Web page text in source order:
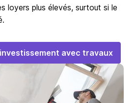
loyers plus élevés, surtout si le
avec travaux